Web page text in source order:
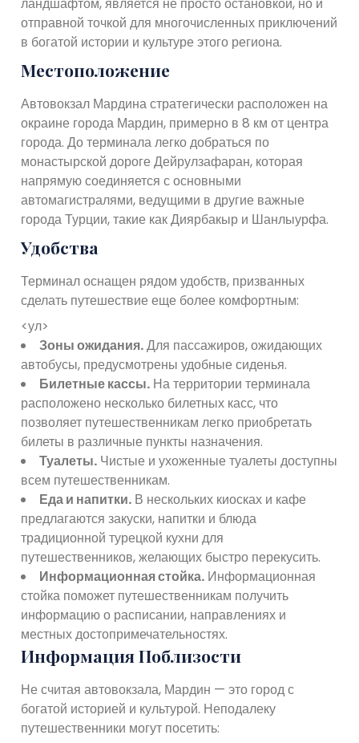
отправной точкой для многочисленных приключений
в богатой истории и культуре этого региона.
Местоположение
Автовокзал Мардина стратегически расположен на
окраине города Мардин, примерно в 8 км от центра
города. До терминала легко добраться по
монастырской дороге Дейрулзафаран, которая
напрямую соединяется с основными
автомагистралями, ведущими в другие важные
города Турции, такие как Диярбакыр и Шанлыурфа.
Удобства
Терминал оснащен рядом удобств, призванных
сделать путешествие еще более комфортным:
<ул>
Зоны ожидания.Для пассажиров, ожидающих
автобусы, предусмотрены удобные сиденья.
Билетные кассы. На территории терминала
расположено несколько билетных касс, что
позволяет путешественникам легко приобретать
билеты в различные пункты назначения.
Туалеты. Чистые и ухоженные туалеты доступны
всем путешественникам.
Еда и напитки. В нескольких киосках и кафе
предлагаются закуски, напитки и блюда
традиционной турецкой кухни для
путешественников, желающих быстро перекусить.
Информационная стойка. Информационная
стойка поможет путешественникам получить
информацию о расписании, направлениях и
местных достопримечательностях.
Информация Поблизости
Не считая автовокзала, Мардин — это город с
богатой историей и культурой. Неподалеку
путешественники могут посетить: